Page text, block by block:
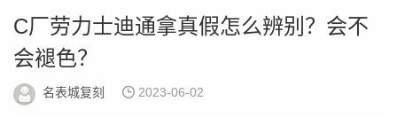
C厂劳力士迪通拿真假怎么辨别？会不
会褪色？
名表城复刻 2023-06-02